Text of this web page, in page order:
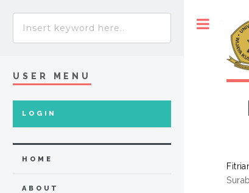
USER MENU
LOGIN
HOME
ABOUT
Toggle